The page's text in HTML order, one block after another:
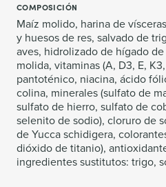
COMPOSICIÓN
Maíz molido, harina de
y huesos de res, salvado de
aves, hidrolizado de hígado
molida, vitaminas (A, D3, E,
pantoténico, niacina, ácido
colina, minerales (sulfato de
sulfato de hierro, sulfato de
selenito de sodio), cloruro de
de Yucca schidigera,
dióxido de titanio),
ingredientes sustitutos: trigo,